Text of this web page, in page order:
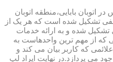
اتوبان بابایی،منطقه اتوبان
تشکیل شده است که هر یک از
شده و به ارائه خدمات
که از مهم ترین واحدهاست به
که کاربر بیان می کند و
می پردازد.در نهایت ایراد لپ